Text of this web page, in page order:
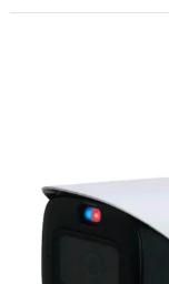
afbeeldingen-
gallerij